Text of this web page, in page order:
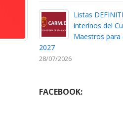
Listas
interinos del
Maestros para
2027
28/07/2026
FACEBOOK: